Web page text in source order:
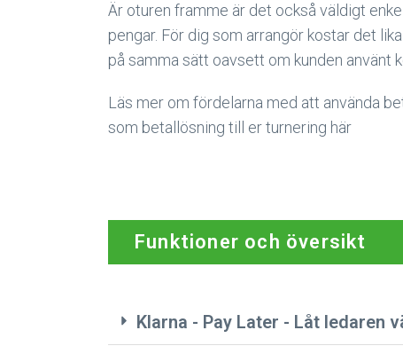
Är oturen framme är det också väldigt
pengar. För dig som arrangör kostar det
på samma sätt oavsett om kunden använt
Läs mer om fördelarna med att använda
som betallösning till er turnering här
Funktioner och översikt
Klarna - Pay Later - Låt ledaren